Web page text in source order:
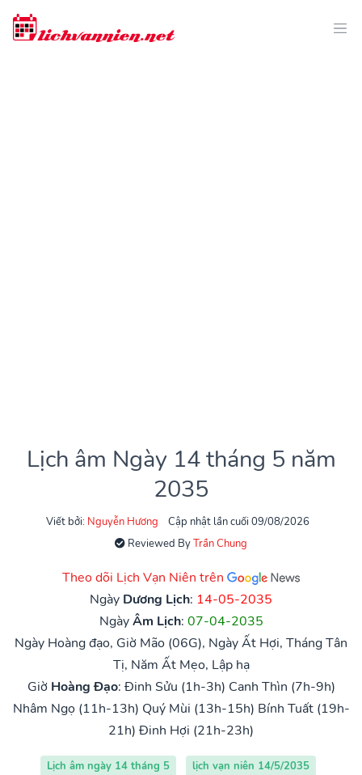
Lịch âm Ngày 14 tháng 5 năm
2035
Viết bởi: Nguyễn Hương
Cập nhật lần cuối 09/08/2026
Reviewed ByTrần Chung
Theo dõi Lịch Vạn Niên trên
Ngày Dương Lịch: 14-05-2035
NgàyÂm Lịch: 07-04-2035
Ngày Hoàng đạo, Giờ Mão (06G), Ngày Ất Hợi, Tháng Tân
Tị, Năm Ất Mẹo, Lập hạ
Giờ Hoàng Đạo: Đinh Sửu (1h-3h) Canh Thìn (7h-9h)
Nhâm Ngọ (11h-13h) Quý Mùi (13h-15h) Bính Tuất (19h-
21h) Đinh Hợi (21h-23h)
Lịch âm ngày 14 tháng 5
lịch vạn niên 14/5/2035